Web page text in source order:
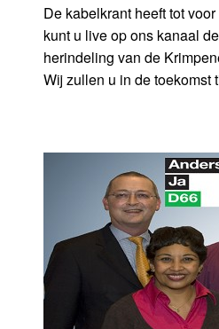
De kabelkrant heeft tot
kunt u live op ons kanaal
herindeling van de
Wij zullen u in de toekomst